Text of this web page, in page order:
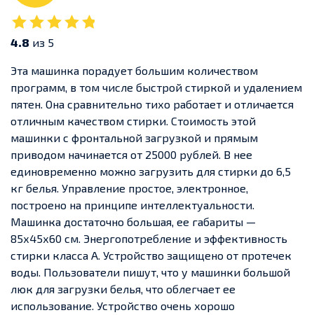
4.8 из 5
Эта машинка порадует большим количеством
программ, в том числе быстрой стиркой и удалением
пятен. Она сравнительно тихо работает и отличается
отличным качеством стирки. Стоимость этой
машинки с фронтальной загрузкой и прямым
приводом начинается от 25000 рублей. В нее
единовременно можно загрузить для стирки до 6,5
кг белья. Управление простое, электронное,
построено на принципе интеллектуальности.
Машинка достаточно большая, ее габариты —
85х45х60 см. Энергопотребление и эффективность
стирки класса А. Устройство защищено от протечек
воды. Пользователи пишут, что у машинки большой
люк для загрузки белья, что облегчает ее
использование. Устройство очень хорошо